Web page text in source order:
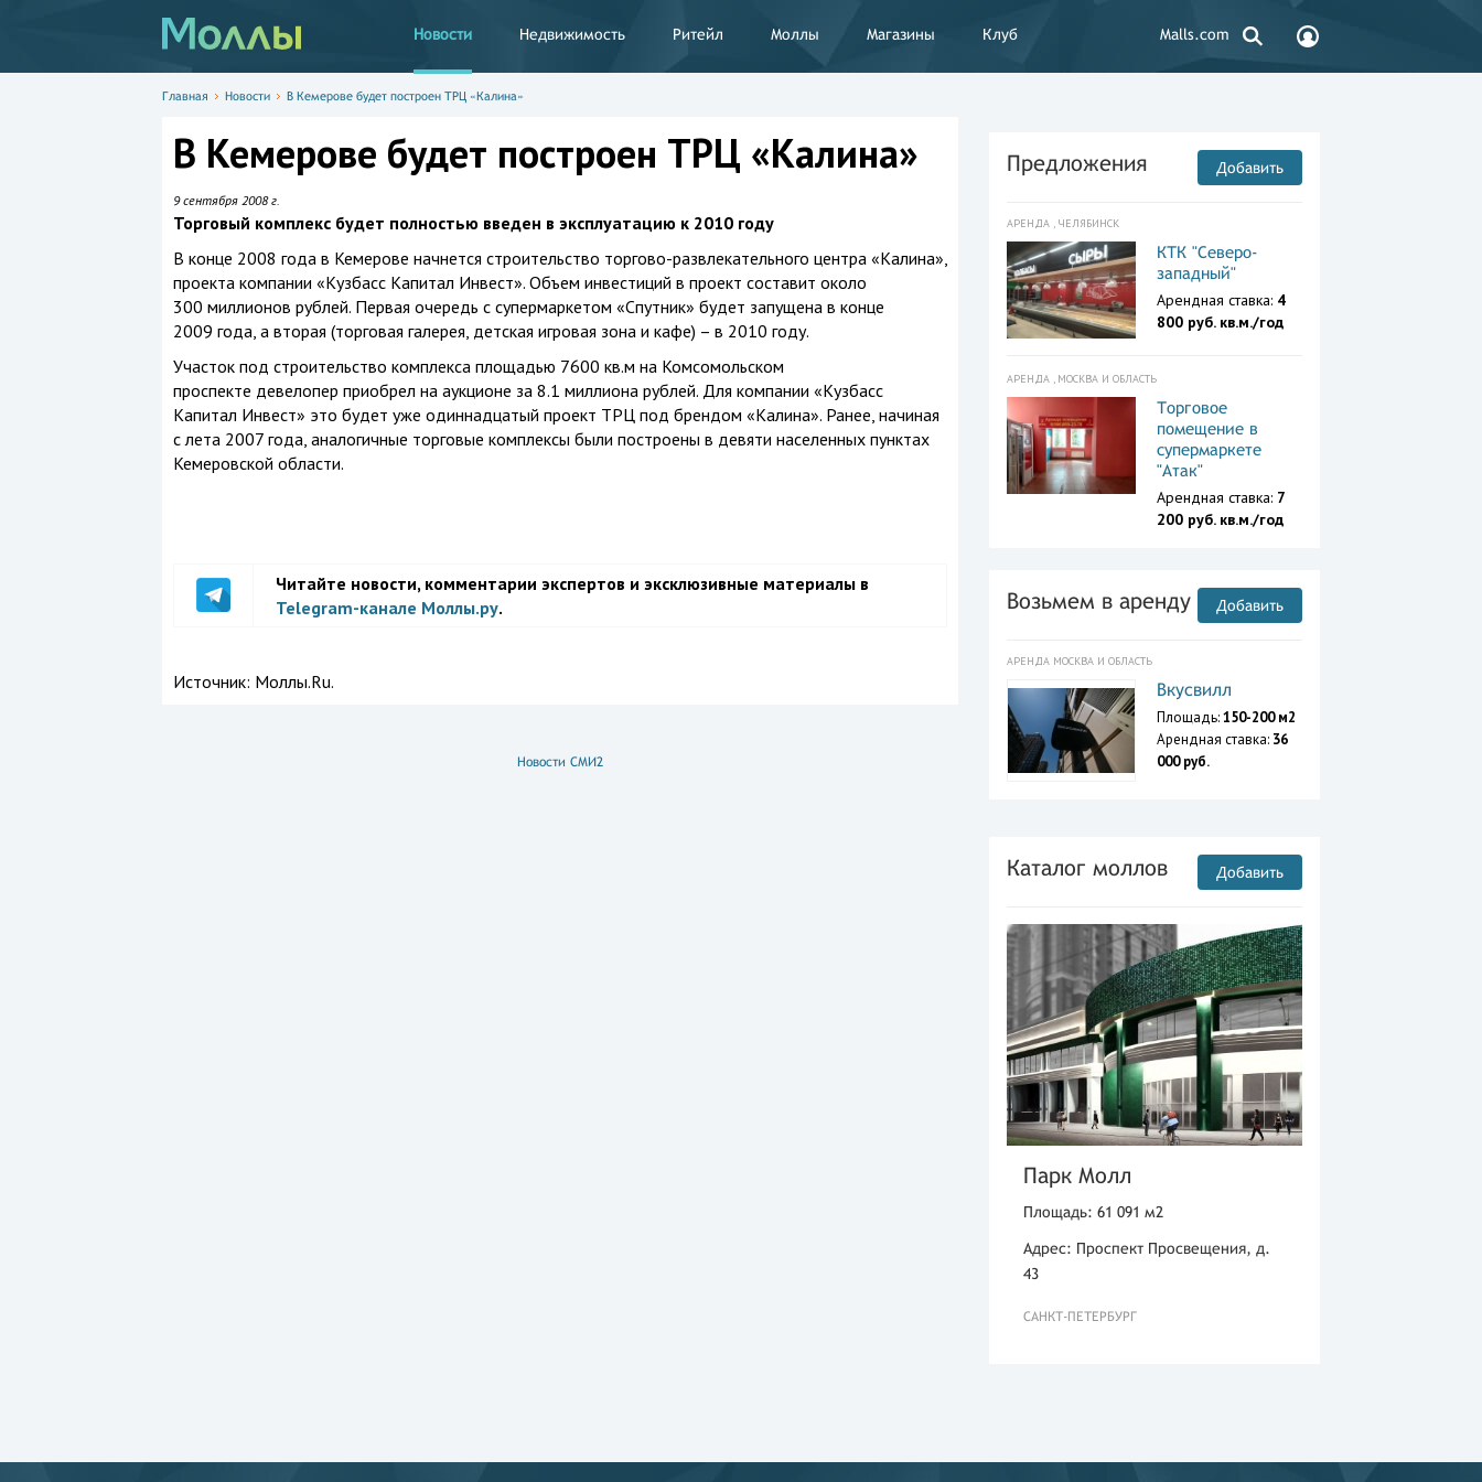
Новости Недвижимость Ритейл Моллы Магазины Клуб Malls.com
Главная Новости В Кемерове будет построен ТРЦ «Калина»
В Кемерове будет построен ТРЦ «Калина»
9 сентября 2008 г.
Торговый комплекс будет полностью введен в эксплуатацию к 2010 году
В конце 2008 года в Кемерове начнется строительство торгово-развлекательного центра «Калина»,
проекта компании «Кузбасс Капитал Инвест». Объем инвестиций в проект составит около
300 миллионов рублей. Первая очередь с супермаркетом «Спутник» будет запущена в конце
2009 года, а вторая (торговая галерея, детская игровая зона и кафе) – в 2010 году.
Участок под строительство комплекса площадью 7600 кв.м на Комсомольском
проспекте девелопер приобрел на аукционе за 8.1 миллиона рублей. Для компании «Кузбасс
Капитал Инвест» это будет уже одиннадцатый проект ТРЦ под брендом «Калина». Ранее, начиная
с лета 2007 года, аналогичные торговые комплексы были построены в девяти населенных пунктах
Кемеровской области.
Читайте новости, комментарии экспертов и эксклюзивные материалы в
Telegram-канале Моллы.ру.
Источник: Моллы.Ru.
Новости СМИ2
Предложения Добавить
АРЕНДА , ЧЕЛЯБИНСК
КТК "Северо-
западный"
Арендная ставка: 4
800 руб. кв.м./год
АРЕНДА , МОСКВА И ОБЛАСТЬ
Торговое
помещение в
супермаркете
"Атак"
Арендная ставка: 7
200 руб. кв.м./год
Возьмем в аренду Добавить
АРЕНДА МОСКВА И ОБЛАСТЬ
Вкусвилл
Площадь:150-200 м2
Арендная ставка: 36
000 руб.
Каталог моллов Добавить
Парк Молл
Площадь: 61 091 м2
Адрес: Проспект Просвещения, д.
43
САНКТ-ПЕТЕРБУРГ